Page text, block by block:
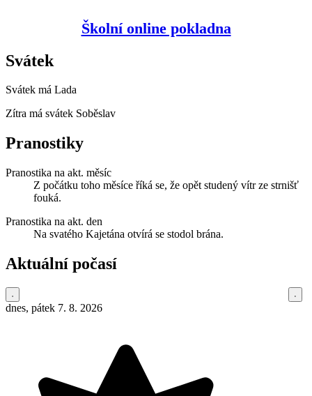
Školní online pokladna
Svátek
Svátek má Lada
Zítra má svátek Soběslav
Pranostiky
Pranostika na akt. měsíc
Z počátku toho měsíce říká se, že opět studený vítr ze strnišť
fouká.
Pranostika na akt. den
Na svatého Kajetána otvírá se stodol brána.
Aktuální počasí
dnes, pátek 7. 8. 2026